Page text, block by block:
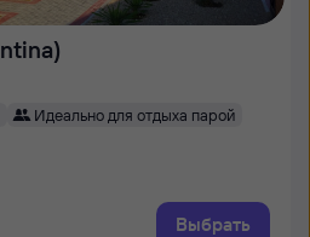
Идеально для отдыха парой
Выбрать